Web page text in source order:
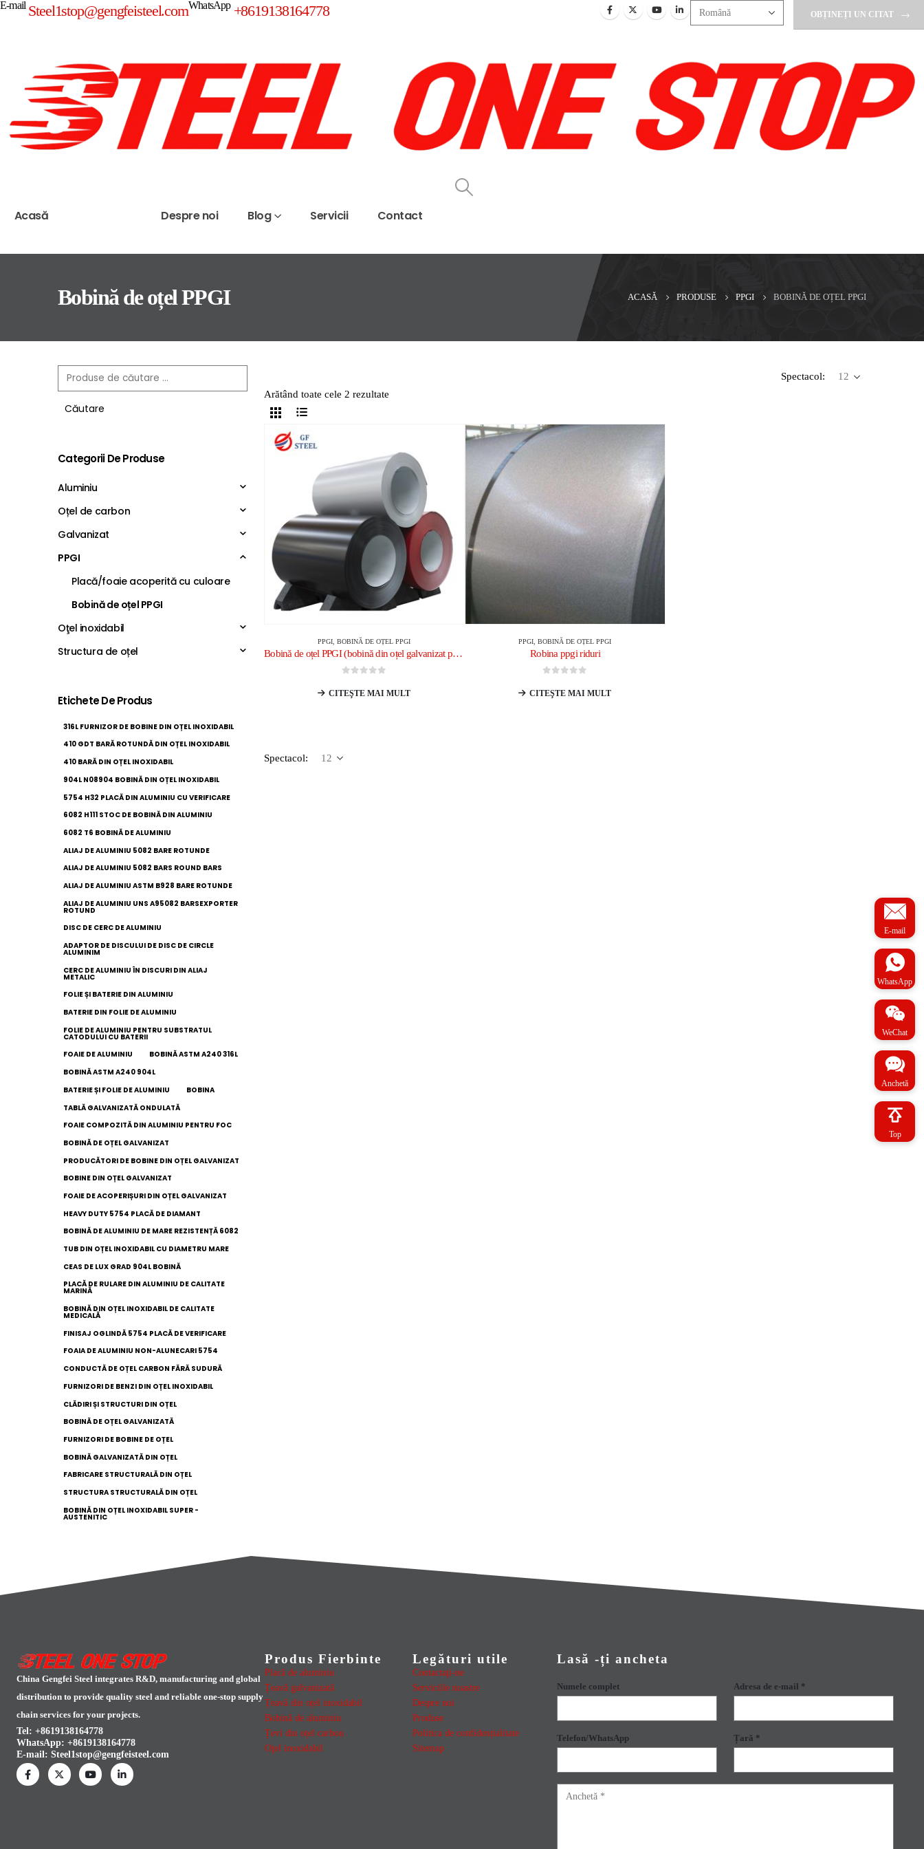
E-mail Steel1stop@gengfeisteel.comWhatsApp +8619138164778 OBȚINEȚI UN CITAT
Acasă Despre noi Blog Servicii Contact
Bobină de oțel PPGI ACASĂ PRODUSE PPGI BOBINĂ DE OȚEL PPGI
Spectacol:
Arătând toate cele 2 rezultate
PPGI ,BOBINĂ DE OȚEL PPGI
Bobină de oțel PPGI (bobină din oțel galvanizat preparat)
CITEŞTE MAI MULT
PPGI ,BOBINĂ DE OȚEL PPGI
Robina ppgi riduri
CITEŞTE MAI MULT
Spectacol:
Căutare
Categorii De Produse
Aluminiu
Oțel de carbon
Galvanizat
PPGI
Placă/foaie acoperită cu culoare
Bobină de oțel PPGI
Oţel inoxidabil
Structura de oțel
Etichete De Produs
316L FURNIZOR DE BOBINE DIN OȚEL INOXIDABIL
410 GDT BARĂ ROTUNDĂ DIN OȚEL INOXIDABIL
410 BARĂ DIN OȚEL INOXIDABIL
904L N08904 BOBINĂ DIN OȚEL INOXIDABIL
5754 H32 PLACĂ DIN ALUMINIU CU VERIFICARE
6082 H111 STOC DE BOBINĂ DIN ALUMINIU
6082 T6 BOBINĂ DE ALUMINIU
ALIAJ DE ALUMINIU 5082 BARE ROTUNDE
ALIAJ DE ALUMINIU 5082 BARS ROUND BARS
ALIAJ DE ALUMINIU ASTM B928 BARE ROTUNDE
ALIAJ DE ALUMINIU UNS A95082 BARSEXPORTER
ROTUND
DISC DE CERC DE ALUMINIU
ADAPTOR DE DISCULUI DE DISC DE CIRCLE
ALUMINIM
CERC DE ALUMINIU ÎN DISCURI DIN ALIAJ
METALIC
FOLIE ȘI BATERIE DIN ALUMINIU
BATERIE DIN FOLIE DE ALUMINIU
FOLIE DE ALUMINIU PENTRU SUBSTRATUL
CATODULUI CU BATERII
FOAIE DE ALUMINIU
BOBINĂ ASTM A240 316L
BOBINĂ ASTM A240 904L
BATERIE ȘI FOLIE DE ALUMINIU
BOBINA
TABLĂ GALVANIZATĂ ONDULATĂ
FOAIE COMPOZITĂ DIN ALUMINIU PENTRU FOC
BOBINĂ DE OȚEL GALVANIZAT
PRODUCĂTORI DE BOBINE DIN OȚEL GALVANIZAT
BOBINE DIN OȚEL GALVANIZAT
FOAIE DE ACOPERIȘURI DIN OȚEL GALVANIZAT
HEAVY DUTY 5754 PLACĂ DE DIAMANT
BOBINĂ DE ALUMINIU DE MARE REZISTENȚĂ 6082
TUB DIN OȚEL INOXIDABIL CU DIAMETRU MARE
CEAS DE LUX GRAD 904L BOBINĂ
PLACĂ DE RULARE DIN ALUMINIU DE CALITATE
MARINĂ
BOBINĂ DIN OȚEL INOXIDABIL DE CALITATE
MEDICALĂ
FINISAJ OGLINDĂ 5754 PLACĂ DE VERIFICARE
FOAIA DE ALUMINIU NON-ALUNECARI 5754
CONDUCTĂ DE OȚEL CARBON FĂRĂ SUDURĂ
FURNIZORI DE BENZI DIN OȚEL INOXIDABIL
CLĂDIRI ȘI STRUCTURI DIN OȚEL
BOBINĂ DE OȚEL GALVANIZATĂ
FURNIZORI DE BOBINE DE OȚEL
BOBINĂ GALVANIZATĂ DIN OȚEL
FABRICARE STRUCTURALĂ DIN OȚEL
STRUCTURA STRUCTURALĂ DIN OȚEL
BOBINĂ DIN OȚEL INOXIDABIL SUPER -
AUSTENITIC
E-mail
WhatsApp
WeChat
Anchetă
Top
China Gengfei Steel integrates R&D, manufacturing and global
distribution to provide quality steel and reliable one-stop supply
chain services for your projects.
Tel: +8619138164778
WhatsApp: +8619138164778
E-mail: Steel1stop@gengfeisteel.com
Produs Fierbinte
Placă de aluminiu
Țeavă galvanizată
Țeavă din oțel inoxidabil
Bobină de aluminiu
Țevi din oțel carbon
Oţel inoxidabil
Legături utile
Contactaţi-ne
Serviciile noastre
Despre noi
Produse
Politica de confidențialitate
Sitemap
Lasă -ți ancheta
Numele complet Adresa de e-mail *
Telefon/WhatsApp Țară *